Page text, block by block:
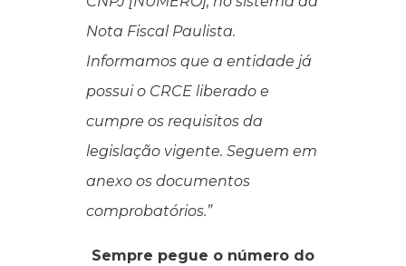
Nota Fiscal Paulista.
Informamos que a entidade já
possui o CRCE liberado e
cumpre os requisitos da
legislação vigente. Seguem em
anexo os documentos
comprobatórios.”
Sempre pegue o número do